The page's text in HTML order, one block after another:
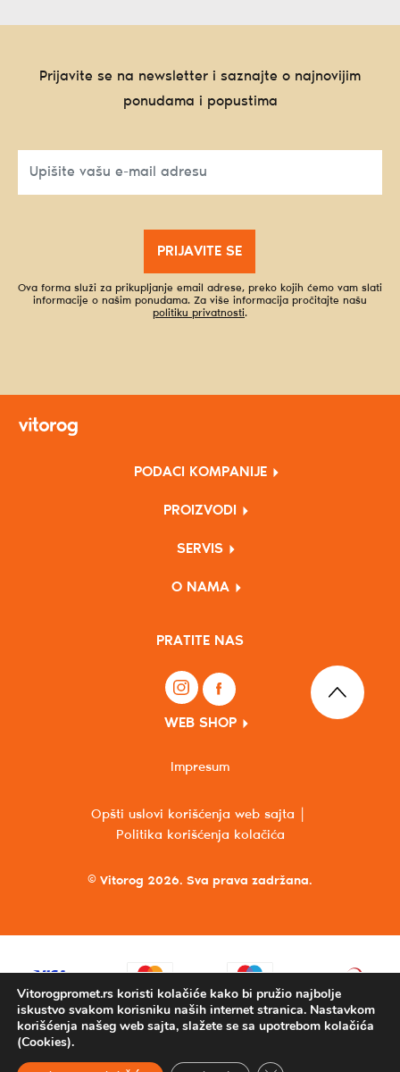
Prijavite se na newsletter i saznajte o najnovijim
ponudama i popustima
PRIJAVITE SE
Ova forma služi za prikupljanje email adrese, preko kojih ćemo vam slati
informacije o našim ponudama. Za više informacija pročitajte našu
politiku privatnosti.
PODACI KOMPANIJE
PROIZVODI
SERVIS
O NAMA
PRATITE NAS
WEB SHOP
© Vitorog 2026. Sva prava zadržana.
Opšti uslovi korišćenja web sajta
Politika korišćenja kolačića
Impresum
Vitorogpromet.rs koristi kolačiće kako bi pružio najbolje
iskustvo svakom korisniku naših internet stranica. Nastavkom
korišćenja našeg web sajta, slažete se sa upotrebom kolačića
(Cookies).